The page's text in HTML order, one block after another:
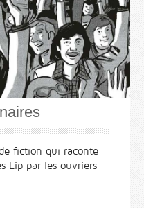
fiction qui raconte
Lip par les ouvriers